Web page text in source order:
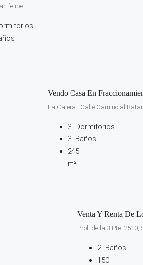
felipe
Vendo Casa En
La Calera., Calle Camino al
3 Dormitorios
3 Baños
245
m²
Venta Y Renta De
Prol. de la 3 Pte. 2510,
2 Baños
150